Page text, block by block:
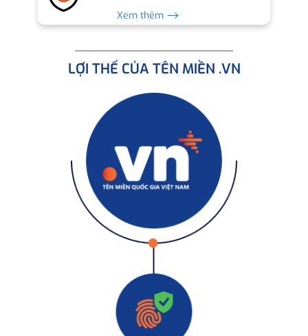
Xem thêm ⟶
LỢI THẾ CỦA TÊN MIỀN .VN